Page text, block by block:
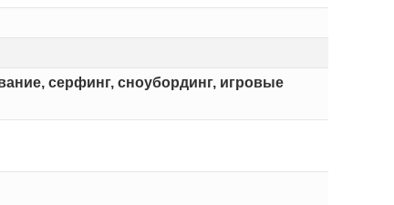
серфинг, сноубординг, игровые